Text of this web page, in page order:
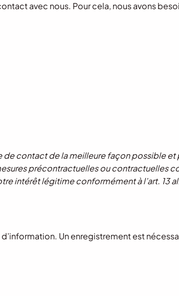
avec nous. Pour cela, nous avons
contact de la meilleure façon possible et
précontractuelles ou contractuelles
intérêt légitime conformément à l’art. 13 al.
Un enregistrement est